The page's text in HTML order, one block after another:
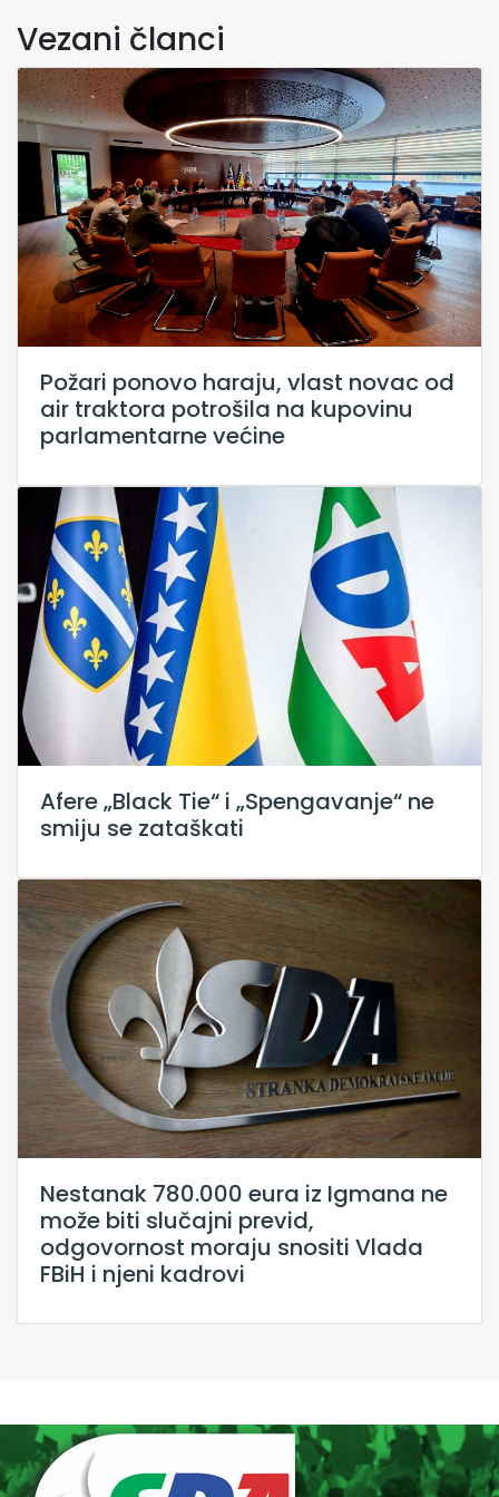
Vezani članci
Požari ponovo haraju, vlast novac od
air traktora potrošila na kupovinu
parlamentarne većine
Afere „Black Tie“ i „Spengavanje“ ne
smiju se zataškati
Nestanak 780.000 eura iz Igmana ne
može biti slučajni previd,
odgovornost moraju snositi Vlada
FBiH i njeni kadrovi